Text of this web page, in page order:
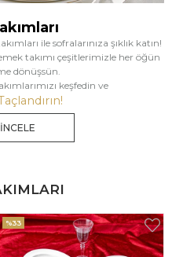
ile sofralarınıza şıklık katın!
takımı çeşitlerimizle her öğün
dönüşsün.
keşfedin ve
%25